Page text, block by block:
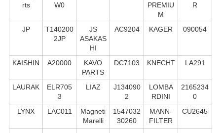
rts
W0
PREMIU
M
R
JP
T140200
2JP
JS
ASAKAS
HI
AC9204 KAGER 090054
KAISHIN A20000
KAVO
PARTS
DC7103 KNECHT LA291
LAURAK
ELR705
3
LIAZ
J134090
2
LOMBA
RDINI
2165234
0
LYNX
LAC011
Magneti
Marelli
1547032
30260
MANN-
FILTER
CU2645